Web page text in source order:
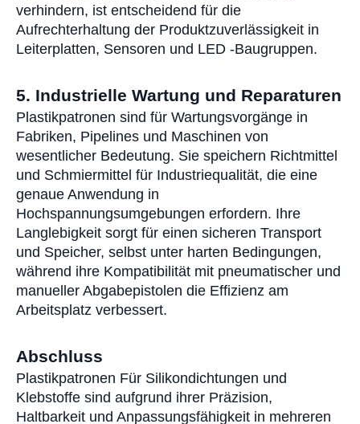
verhindern, ist entscheidend für die
Aufrechterhaltung der Produktzuverlässigkeit in
Leiterplatten, Sensoren und LED -Baugruppen.
5. Industrielle Wartung und Reparaturen
Plastikpatronen sind für Wartungsvorgänge in
Fabriken, Pipelines und Maschinen von
wesentlicher Bedeutung. Sie speichern Richtmittel
und Schmiermittel für Industriequalität, die eine
genaue Anwendung in
Hochspannungsumgebungen erfordern. Ihre
Langlebigkeit sorgt für einen sicheren Transport
und Speicher, selbst unter harten Bedingungen,
während ihre Kompatibilität mit pneumatischer und
manueller Abgabepistolen die Effizienz am
Arbeitsplatz verbessert.
Abschluss
Plastikpatronen Für Silikondichtungen und
Klebstoffe sind aufgrund ihrer Präzision,
Haltbarkeit und Anpassungsfähigkeit in mehreren